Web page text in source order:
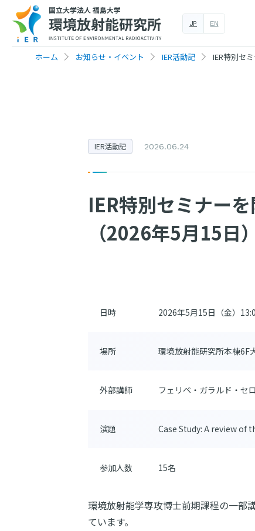
EN
JP
ホーム お知らせ・イベント IER活動記 IER特別セ
IER特別セミナー
（2026年5月15日）
IER活動記 2026.06.24
日時 2026年5月15日（金）
場所 環境放射能研究所本棟6F
外部講師 フェリペ・ガラルド・セ
演題 Case Study: A review of
参加人数 15名
環境放射能学専攻博士前期課程の一部
ています。